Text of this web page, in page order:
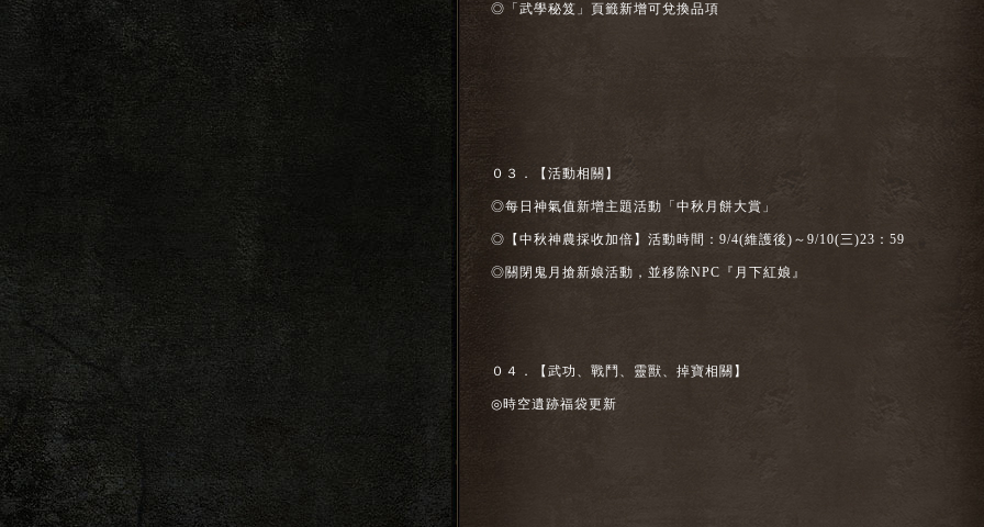
◎「武學秘笈」頁籤新增可兌換品項
０３．【活動相關】
◎每日神氣值新增主題活動「中秋月餅大賞」
◎【中秋神農採收加倍】活動時間：9/4(維護後)～9/10(三)23：59
◎關閉鬼月搶新娘活動，並移除NPC『月下紅娘』
０４．【武功、戰鬥、靈獸、掉寶相關】
◎時空遺跡福袋更新